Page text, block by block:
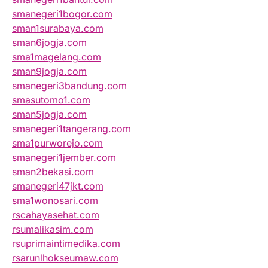
smanegeri1bogor.com
sman1surabaya.com
sman6jogja.com
sma1magelang.com
sman9jogja.com
smanegeri3bandung.com
smasutomo1.com
sman5jogja.com
smanegeri1tangerang.com
sma1purworejo.com
smanegeri1jember.com
sman2bekasi.com
smanegeri47jkt.com
sma1wonosari.com
rscahayasehat.com
rsumalikasim.com
rsuprimaintimedika.com
rsarunlhokseumaw.com